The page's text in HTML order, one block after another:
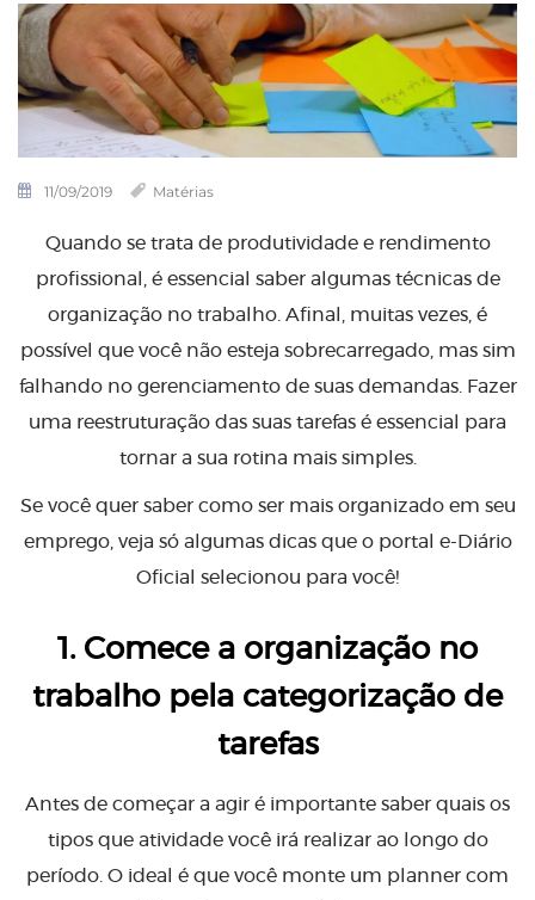
11/09/2019 Matérias
Quando se trata de produtividade e rendimento
profissional, é essencial saber algumas técnicas de
organização no trabalho. Afinal, muitas vezes, é
possível que você não esteja sobrecarregado, mas sim
falhando no gerenciamento de suas demandas. Fazer
uma reestruturação das suas tarefas é essencial para
tornar a sua rotina mais simples.
Se você quer saber como ser mais organizado em seu
emprego, veja só algumas dicas que o portal e-Diário
Oficial selecionou para você!
1. Comece a organização no
trabalho pela categorização de
tarefas
Antes de começar a agir é importante saber quais os
tipos que atividade você irá realizar ao longo do
período. O ideal é que você monte um planner com